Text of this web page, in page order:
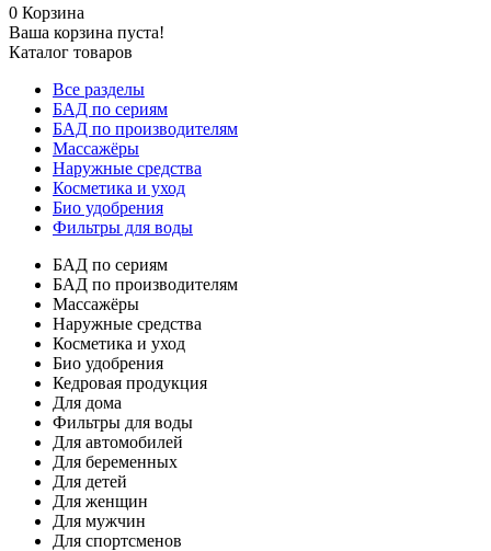
0 Корзина
Ваша корзина пуста!
Каталог товаров
Все разделы
БАД по сериям
БАД по производителям
Массажёры
Наружные средства
Косметика и уход
Био удобрения
Фильтры для воды
БАД по сериям
БАД по производителям
Массажёры
Наружные средства
Косметика и уход
Био удобрения
Кедровая продукция
Для дома
Фильтры для воды
Для автомобилей
Для беременных
Для детей
Для женщин
Для мужчин
Для спортсменов